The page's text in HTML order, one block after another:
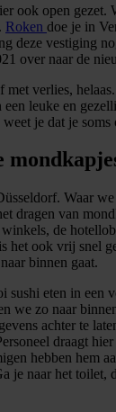
ook open gezet.
Roken doe je in
deze vestiging
over naar de
met verlies,
leuke en
je dat je
Waar
dragen van
de
het ook vrij snel
binnen gaat.
sushi eten in een
we zo naar
achter te
draagt
hebben hem
je naar het toilet,